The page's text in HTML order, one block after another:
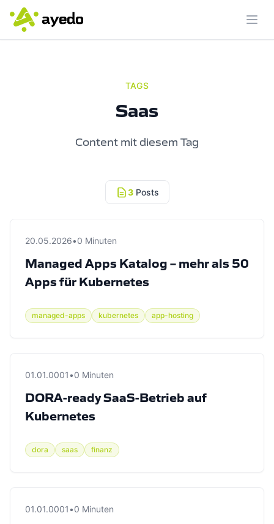
TAGS
Saas
Content mit diesem Tag
3Posts
20.05.2026•0 Minuten
Managed Apps Katalog – mehr als 50
Apps für Kubernetes
managed-apps kubernetes app-hosting
01.01.0001 •0 Minuten
DORA-ready SaaS-Betrieb auf
Kubernetes
dora saas finanz
01.01.0001 •0 Minuten